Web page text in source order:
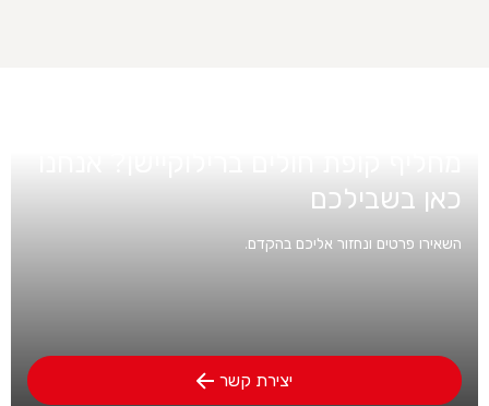
כאן בשבילכם
השאירו פרטים ונחזור אליכם בהקדם.
יצירת קשר